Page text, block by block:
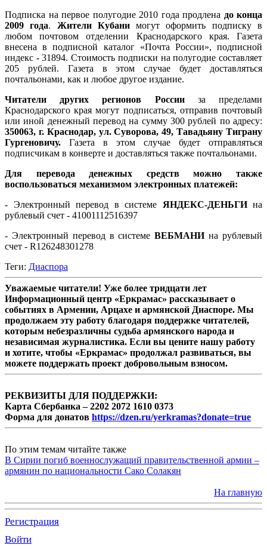
Подписка на первое полугодие 2010 года продлена до конца
2009 года. Жители Кубанимогут оформить подписку в
любом почтовом отделении Краснодарского края. Газета
внесена в подписной каталог «Почта России», подписной
индекс - 31894. Стоимость подписки на полугодие составляет
205 рублей. Газета в этом случае будет доставляться
почтальонами, как и любое другое издание.
Читатели других регионов Россииза пределами
Краснодарского края могут подписаться, отправив почтовый
или иной денежный перевод на сумму 300 рублей по адресу:
350063, г. Краснодар, ул. Суворова, 49, Тавадьяну Тиграну
Гургеновичу. Газета в этом случае будет отправляться
подписчикам в конверте и доставляться также почтальонами.
Для перевода денежных средств можно также
воспользоваться механизмом электронных платежей:
- Электронный перевод в системе ЯНДЕКС-ДЕНЬГИ на
рублевый счет - 41001112516397
- Электронный перевод в системеВЕБМАНИна рублевый
счет - R126248301278
Теги: Диаспора
Уважаемые читатели! Уже более тридцати лет
Информационный центр «Еркрамас» рассказывает о
событиях в Армении, Арцахе и армянской Диаспоре. Мы
продолжаем эту работу благодаря поддержке читателей,
которым небезразличны судьба армянского народа и
независимая журналистика. Если вы цените нашу работу
и хотите, чтобы «Еркрамас» продолжал развиваться, вы
можете поддержать проект добровольным взносом.
РЕКВИЗИТЫ ДЛЯ ПОДДЕРЖКИ:
Карта Сбербанка – 2202 2072 1610 0373
Форма для донатов https://dzen.ru/yerkramas?donate=true
По этим темам читайте также
В Сирии погиб военнослужащий правительственной армии –
армянин по национальности Сако Солакян
На главную
Регистрация
Войти